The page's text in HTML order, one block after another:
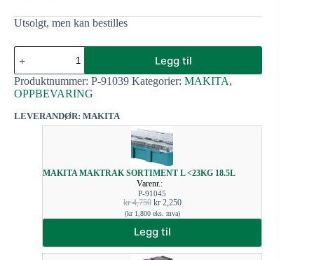
Utsolgt, men kan bestilles
Legg til
Produktnummer: P-91039 Kategorier: MAKITA,
OPPBEVARING
LEVERANDØR: MAKITA
MAKITA MAKTRAK SORTIMENT L <23KG 18.5L
Varenr.:
P-91045
kr4,750 kr2,250
(kr1,800eks. mva)
Legg til